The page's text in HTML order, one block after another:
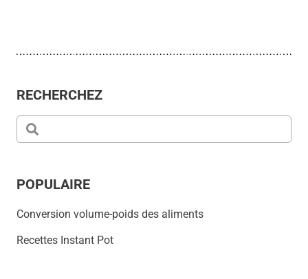
RECHERCHEZ
POPULAIRE
Conversion volume-poids des aliments
Recettes Instant Pot